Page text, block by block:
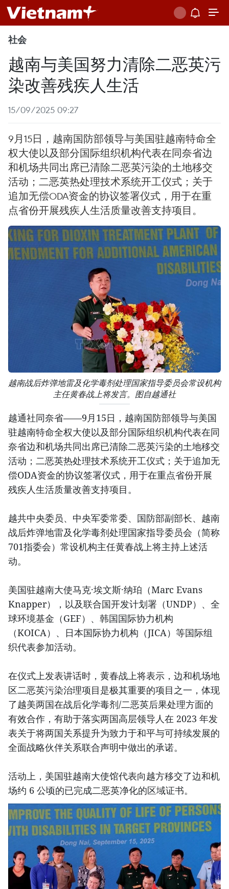
社会
越南与美国努力清除二恶英污
染改善残疾人生活
15/09/2025 09:27
9月15日，越南国防部领导与美国驻越南特命全
权大使以及部分国际组织机构代表在同奈省边
和机场共同出席已清除二恶英污染的土地移交
活动；二恶英热处理技术系统开工仪式；关于
追加无偿ODA资金的协议签署仪式，用于在重
点省份开展残疾人生活质量改善支持项目。
越南战后炸弹地雷及化学毒剂处理国家指导委员会常设机构
主任黄春战上将发言。图自越通社
越通社同奈省——9月15日，越南国防部领导与美国
驻越南特命全权大使以及部分国际组织机构代表在同
奈省边和机场共同出席已清除二恶英污染的土地移交
活动；二恶英热处理技术系统开工仪式；关于追加无
偿ODA资金的协议签署仪式，用于在重点省份开展
残疾人生活质量改善支持项目。
越共中央委员、中央军委常委、国防部副部长、越南
战后炸弹地雷及化学毒剂处理国家指导委员会（简称
701指委会）常设机构主任黄春战上将主持上述活
动。
美国驻越南大使马克·埃文斯·纳珀（Marc Evans
Knapper），以及联合国开发计划署（UNDP）、全
球环境基金（GEF）、韩国国际协力机构
（KOICA）、日本国际协力机构（JICA）等国际组
织代表参加活动。
在仪式上发表讲话时，黄春战上将表示，边和机场地
区二恶英污染治理项目是极其重要的项目之一，体现
了越美两国在战后化学毒剂/二恶英后果处理方面的
有效合作，有助于落实两国高层领导人在 2023 年发
表关于将两国关系提升为致力于和平与可持续发展的
全面战略伙伴关系联合声明中做出的承诺。
活动上，美国驻越南大使馆代表向越方移交了边和机
场约 6 公顷的已完成二恶英净化的区域证书。